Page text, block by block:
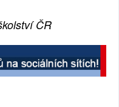
ČR